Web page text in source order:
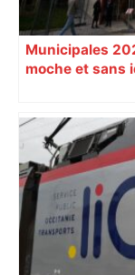
Municipales
moche et sans
Augustins